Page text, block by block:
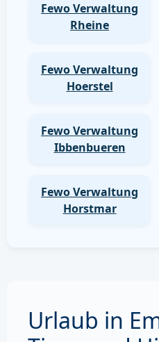
Fewo Verwaltung
Rheine
Fewo Verwaltung
Hoerstel
Fewo Verwaltung
Ibbenbueren
Fewo Verwaltung
Horstmar
Urlaub in